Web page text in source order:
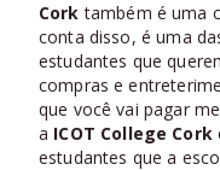
Cork também é uma
conta disso, é uma
estudantes que
compras e
que você vai pagar
a ICOT College Cork
estudantes que a